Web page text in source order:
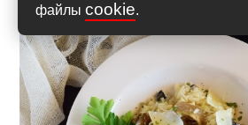
файлы cookie.